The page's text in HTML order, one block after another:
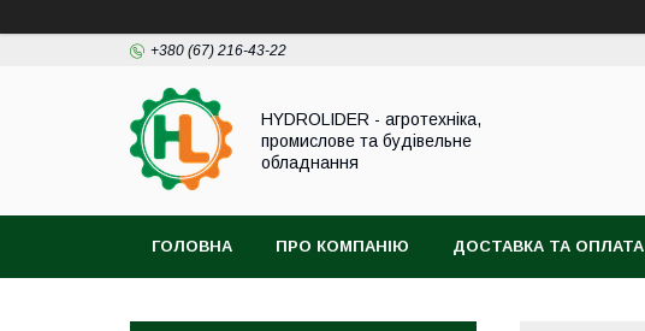
+380 (67) 216-43-22
HYDROLIDER - агротехніка,
промислове та будівельне
обладнання
ГОЛОВНА ПРО КОМПАНІЮ ДОСТАВКА ТА ОПЛАТА